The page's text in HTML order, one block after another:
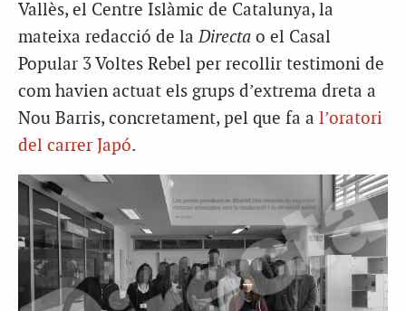
Vallès, el Centre Islàmic de Catalunya, la
mateixa redacció de laDirecta o el Casal
Popular 3 Voltes Rebel per recollir testimoni de
com havien actuat els grups d’extrema dreta a
Nou Barris, concretament, pel que fa a l’oratori
del carrer Japó.